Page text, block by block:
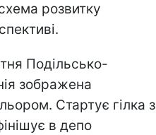
розвитку
Подільсько-
зображена
Стартує гілка з
в депо